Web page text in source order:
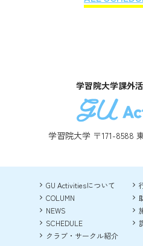
学習院大学課外
学習院大学 〒171-8588
GU Activitiesについて
COLUMN
NEWS
SCHEDULE
クラブ・サークル紹介